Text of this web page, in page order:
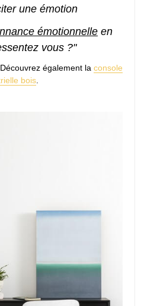
une émotion
émotionnelle en
vous ?"
également la console
bois.